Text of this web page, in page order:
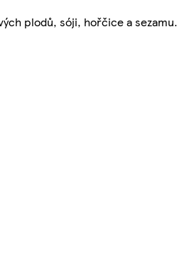
plodů, sóji, hořčice a sezamu.